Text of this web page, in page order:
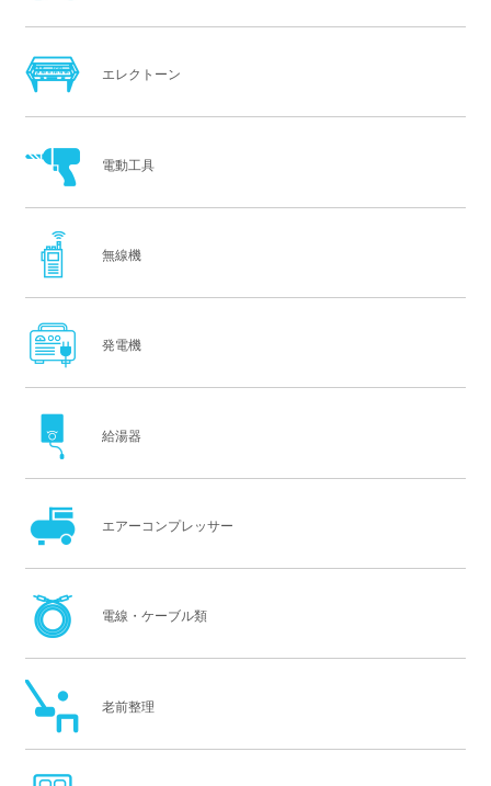
エレクトーン
電動工具
無線機
発電機
給湯器
エアーコンプレッサー
電線・ケーブル類
老前整理